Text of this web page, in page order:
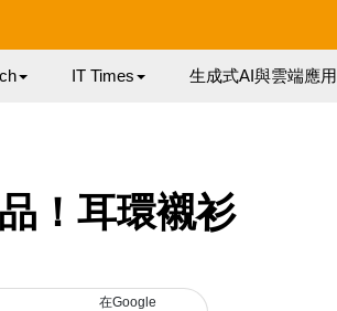
IT Times 生成式AI與雲端應用
！耳環襯衫
在Google